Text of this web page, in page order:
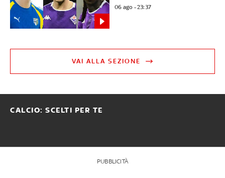
06 ago - 23:37
VAI ALLA SEZIONE
CALCIO: SCELTI PER TE
PUBBLICITÀ